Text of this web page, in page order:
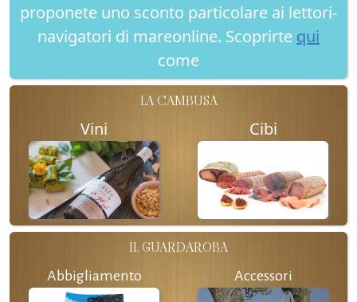
proponete uno sconto particolare ai lettori-
navigatori di mareonline. Scoprirte qui
come
LA CAMBUSA
Vini Cibi
IL GUARDAROBA
Abbigliamento Accessori